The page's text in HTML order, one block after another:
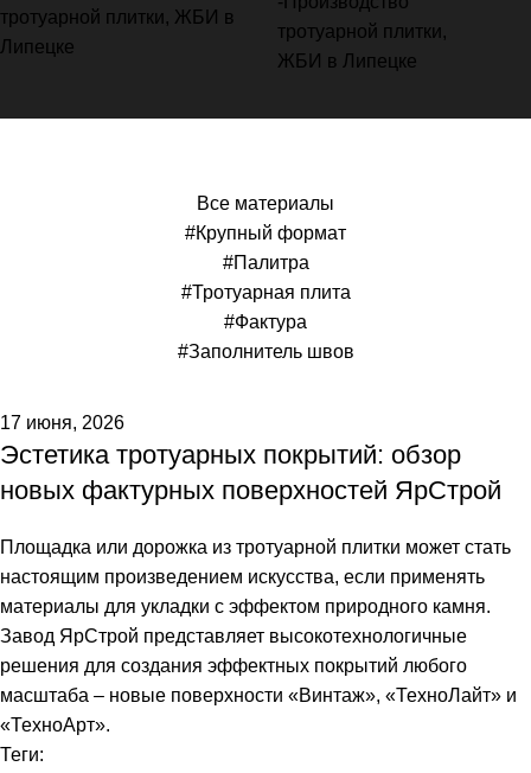
Все материалы
#Крупный формат
#Палитра
#Тротуарная плита
#Фактура
#Заполнитель швов
17 июня, 2026
Эстетика тротуарных покрытий: обзор
новых фактурных поверхностей ЯрСтрой
Площадка или дорожка из тротуарной плитки может стать
настоящим произведением искусства, если применять
материалы для укладки с эффектом природного камня.
Завод ЯрСтрой представляет высокотехнологичные
решения для создания эффектных покрытий любого
масштаба – новые поверхности «Винтаж», «ТехноЛайт» и
«ТехноАрт».
Теги: